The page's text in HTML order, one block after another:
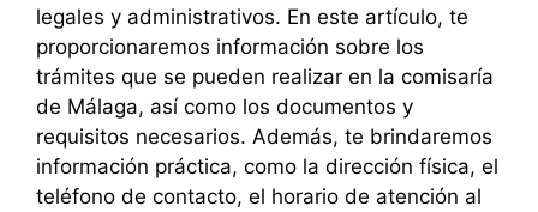
legales y administrativos. En este artículo, te
proporcionaremos información sobre los
trámites que se pueden realizar en la comisaría
de Málaga, así como los documentos y
requisitos necesarios. Además, te brindaremos
información práctica, como la dirección física, el
teléfono de contacto, el horario de atención al